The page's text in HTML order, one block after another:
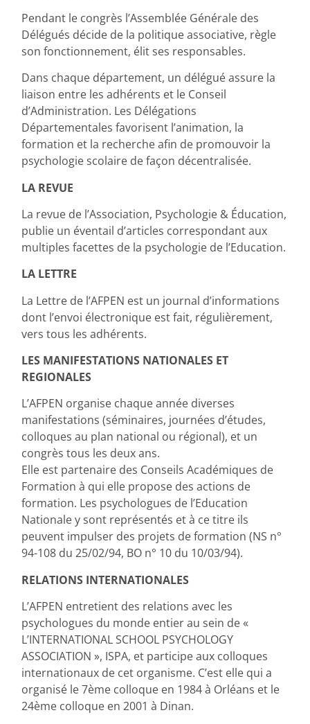
Pendant le congrès l’Assemblée Générale des
Délégués décide de la politique associative, règle
son fonctionnement, élit ses responsables.
Dans chaque département, un délégué assure la
liaison entre les adhérents et le Conseil
d’Administration. Les Délégations
Départementales favorisent l’animation, la
formation et la recherche afin de promouvoir la
psychologie scolaire de façon décentralisée.
LA REVUE
La revue de l’Association, Psychologie & Éducation,
publie un éventail d’articles correspondant aux
multiples facettes de la psychologie de l’Education.
LA LETTRE
La Lettre de l’AFPEN est un journal d’informations
dont l’envoi électronique est fait, régulièrement,
vers tous les adhérents.
LES MANIFESTATIONS NATIONALES ET
REGIONALES
L’AFPEN organise chaque année diverses
manifestations (séminaires, journées d’études,
colloques au plan national ou régional), et un
congrès tous les deux ans.
Elle est partenaire des Conseils Académiques de
Formation à qui elle propose des actions de
formation. Les psychologues de l’Education
Nationale y sont représentés et à ce titre ils
peuvent impulser des projets de formation (NS n°
94-108 du 25/02/94, BO n° 10 du 10/03/94).
RELATIONS INTERNATIONALES
L’AFPEN entretient des relations avec les
psychologues du monde entier au sein de «
L’INTERNATIONAL SCHOOL PSYCHOLOGY
ASSOCIATION », ISPA, et participe aux colloques
internationaux de cet organisme. C’est elle qui a
organisé le 7ème colloque en 1984 à Orléans et le
24ème colloque en 2001 à Dinan.